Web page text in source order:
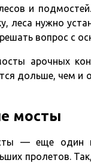
и
леса нужно
вопрос с
арочных
дольше, чем и
мосты
— еще один
пролетов.